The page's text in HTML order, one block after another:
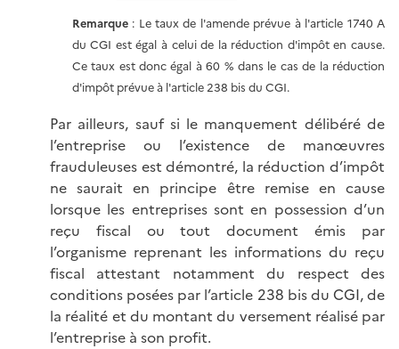
Remarque : Le taux de l'amende prévue à l'article 1740 A
du CGI est égal à celui de la réduction d'impôt en cause.
Ce taux est donc égal à 60 % dans le cas de la réduction
d'impôt prévue à l'article 238 bis du CGI.
Par ailleurs, sauf si le manquement délibéré de
l’entreprise ou l’existence de manœuvres
frauduleuses est démontré, la réduction d’impôt
ne saurait en principe être remise en cause
lorsque les entreprises sont en possession d’un
reçu fiscal ou tout document émis par
l’organisme reprenant les informations du reçu
fiscal attestant notamment du respect des
conditions posées par l’article 238 bis du CGI, de
la réalité et du montant du versement réalisé par
l’entreprise à son profit.